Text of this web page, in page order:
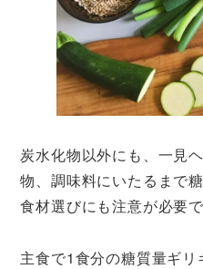
炭水化物以外にも、一見
物、調味料にいたるまで
食材選びにも注意が必要で
主食で1食分の糖質量ギ